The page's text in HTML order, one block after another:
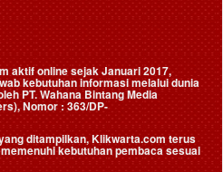
aktif online sejak Januari 2017,
kebutuhan informasi melalui dunia
PT. Wahana Bintang Media
, Nomor : 363/DP-
ditampilkan, Klikwarta.com terus
kebutuhan pembaca sesuai